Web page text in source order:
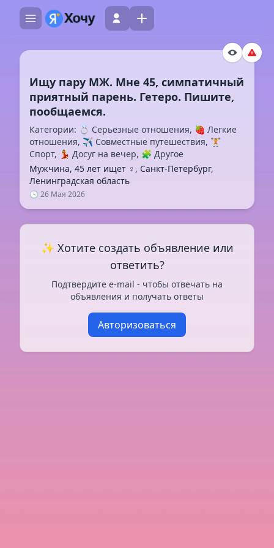
Ищу пару МЖ. Мне 45, симпатичный
приятный парень. Гетеро. Пишите,
Категории: 💍 Серьезные отношения, 🍓 Легкие
отношения, ✈️ Совместные путешествия, 🏋️
Спорт, 💃 Досуг на вечер, 🧩 Другое
Мужчина, 45 лет ищет ♀️, Санкт-Петербург,
Ленинградская область
🕓 26 Мая 2026
✨ Хотите создать объявление или
ответить?
Подтвердите e-mail - чтобы отвечать на
объявления и получать ответы
Авторизоваться